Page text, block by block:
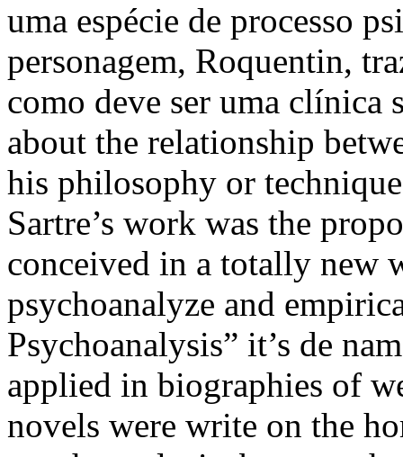
uma espécie de processo
personagem, Roquentin,
como deve ser uma
about the relationship
his philosophy or
Sartre’s work was the
conceived in a totally new
psychoanalyze and
Psychoanalysis” it’s de
applied in biographies of
novels were write on the